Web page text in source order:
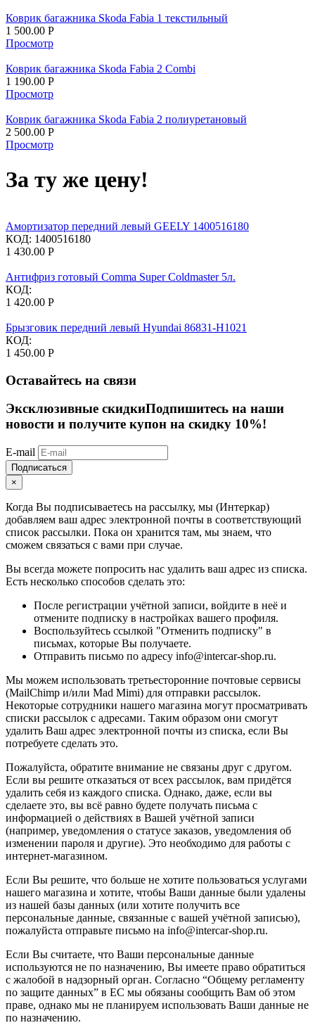
Коврик багажника Skoda Fabia 1 текстильный
1 500.00 Р
Просмотр
Коврик багажника Skoda Fabia 2 Combi
1 190.00 Р
Просмотр
Коврик багажника Skoda Fabia 2 полиуретановый
2 500.00 Р
Просмотр
За ту же цену!
Амортизатор передний левый GEELY 1400516180
КОД: 1400516180
1 430.00 Р
Антифриз готовый Comma Super Coldmaster 5л.
КОД:
1 420.00 Р
Брызговик передний левый Hyundai 86831-H1021
КОД:
1 450.00 Р
Оставайтесь на связи
Эксклюзивные скидкиПодпишитесь на наши
новости и получите купон на скидку 10%!
E-mail
Подписаться
×
Когда Вы подписываетесь на рассылку, мы (Интеркар)
добавляем ваш адрес электронной почты в соответствующий
список рассылки. Пока он хранится там, мы знаем, что
сможем связаться с вами при случае.
Вы всегда можете попросить нас удалить ваш адрес из списка.
Есть несколько способов сделать это:
После регистрации учётной записи, войдите в неё и
отмените подписку в настройках вашего профиля.
Воспользуйтесь ссылкой "Отменить подписку" в
письмах, которые Вы получаете.
Отправить письмо по адресу info@intercar-shop.ru.
Мы можем использовать третьесторонние почтовые сервисы
(MailChimp и/или Mad Mimi) для отправки рассылок.
Некоторые сотрудники нашего магазина могут просматривать
списки рассылок с адресами. Таким образом они смогут
удалить Ваш адрес электронной почты из списка, если Вы
потребуете сделать это.
Пожалуйста, обратите внимание не связаны друг с другом.
Если вы решите отказаться от всех рассылок, вам придётся
удалить себя из каждого списка. Однако, даже, если вы
сделаете это, вы всё равно будете получать письма с
информацией о действиях в Вашей учётной записи
(например, уведомления о статусе заказов, уведомления об
изменении пароля и другие). Это необходимо для работы с
интернет-магазином.
Если Вы решите, что больше не хотите пользоваться услугами
нашего магазина и хотите, чтобы Ваши данные были удалены
из нашей базы данных (или хотите получить все
персональные данные, связанные с вашей учётной записью),
пожалуйста отправьте письмо на info@intercar-shop.ru.
Если Вы считаете, что Ваши персональные данные
используются не по назначению, Вы имеете право обратиться
с жалобой в надзорный орган. Согласно “Общему регламенту
по защите данных” в ЕС мы обязаны сообщить Вам об этом
праве, однако мы не планируем использовать Ваши данные не
по назначению.